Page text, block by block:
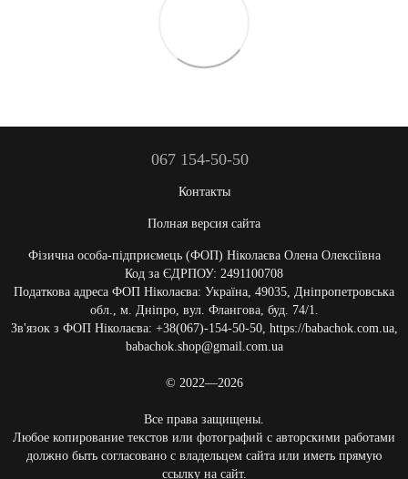
067 154-50-50
Контакты
Полная версия сайта
Фізична особа-підприємець (ФОП) Ніколаєва Олена Олексіївна
Код за ЄДРПОУ: 2491100708
Податкова адреса ФОП Ніколаєва: Україна, 49035, Дніпропетровська
обл., м. Дніпро, вул. Флангова, буд. 74/1.
Зв'язок з ФОП Ніколаєва: +38(067)-154-50-50, https://babachok.com.ua,
babachok.shop@gmail.com.ua
© 2022—2026
Все права защищены.
Любое копирование текстов или фотографий с авторскими работами
должно быть согласовано с владельцем сайта или иметь прямую
ссылку на сайт.